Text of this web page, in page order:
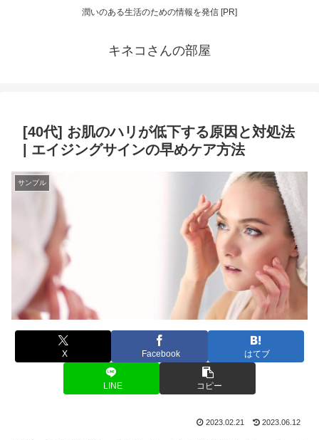
潤いのある生活のための情報を発信 [PR]
キネコさんの部屋
[40代] お肌のハリが低下する原因と対処法
| エイジングサインの早めケア方法
サンプル
X Facebook はてブ
LINE コピー
2023.02.21 2023.06.12